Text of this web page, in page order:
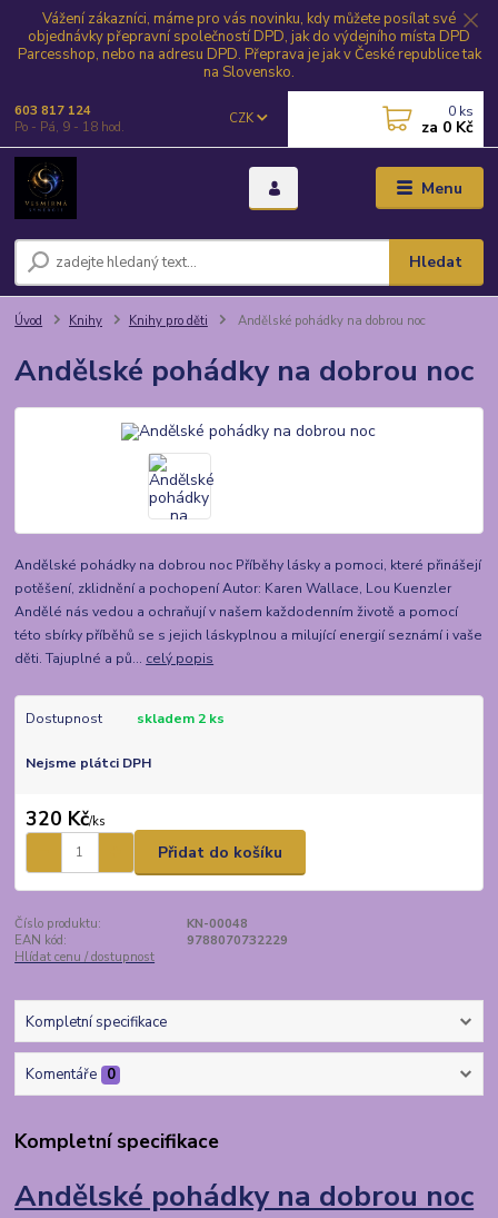
Vážení zákazníci, máme pro vás novinku, kdy můžete posílat své
objednávky přepravní společností DPD, jak do výdejního místa DPD
Parcesshop, nebo na adresu DPD. Přeprava je jak v České republice tak
na Slovensko.
Menu
CZK
Hledat
603 817 124
Po - Pá, 9 - 18 hod.
0 ks
za 0 Kč
Úvod Knihy Knihy pro děti Andělské pohádky na dobrou noc
Andělské pohádky na dobrou noc
Andělské pohádky na dobrou noc Příběhy lásky a pomoci, které přinášejí
potěšení, zklidnění a pochopení Autor: Karen Wallace, Lou Kuenzler
Andělé nás vedou a ochraňují v našem každodenním životě a pomocí
této sbírky příběhů se s jejich láskyplnou a milující energií seznámí i vaše
děti. Tajuplné a pů... celý popis
Dostupnost skladem 2 ks
Nejsme plátci DPH
320 Kč/ks
Přidat do košíku
Číslo produktu:
KN-00048
EAN kód:
9788070732229
Hlídat cenu / dostupnost
Kompletní specifikace
Komentáře 0
Kompletní specifikace
Andělské pohádky na dobrou noc